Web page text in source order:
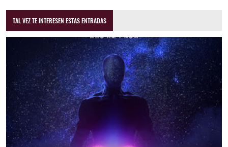
TAL VEZ TE INTERESEN ESTAS ENTRADAS